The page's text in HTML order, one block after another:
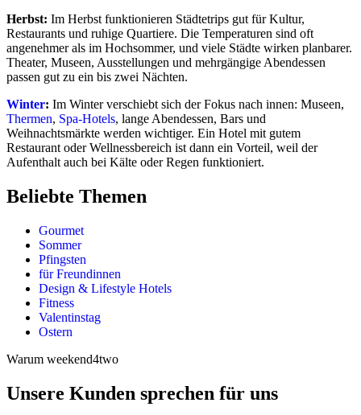
Herbst: Im Herbst funktionieren Städtetrips gut für Kultur,
Restaurants und ruhige Quartiere. Die Temperaturen sind oft
angenehmer als im Hochsommer, und viele Städte wirken planbarer.
Theater, Museen, Ausstellungen und mehrgängige Abendessen
passen gut zu ein bis zwei Nächten.
Winter: Im Winter verschiebt sich der Fokus nach innen: Museen,
Thermen, Spa-Hotels, lange Abendessen, Bars und
Weihnachtsmärkte werden wichtiger. Ein Hotel mit gutem
Restaurant oder Wellnessbereich ist dann ein Vorteil, weil der
Aufenthalt auch bei Kälte oder Regen funktioniert.
Beliebte Themen
Gourmet
Sommer
Pfingsten
für Freundinnen
Design & Lifestyle Hotels
Fitness
Valentinstag
Ostern
Warum weekend4two
Unsere Kunden sprechen für uns